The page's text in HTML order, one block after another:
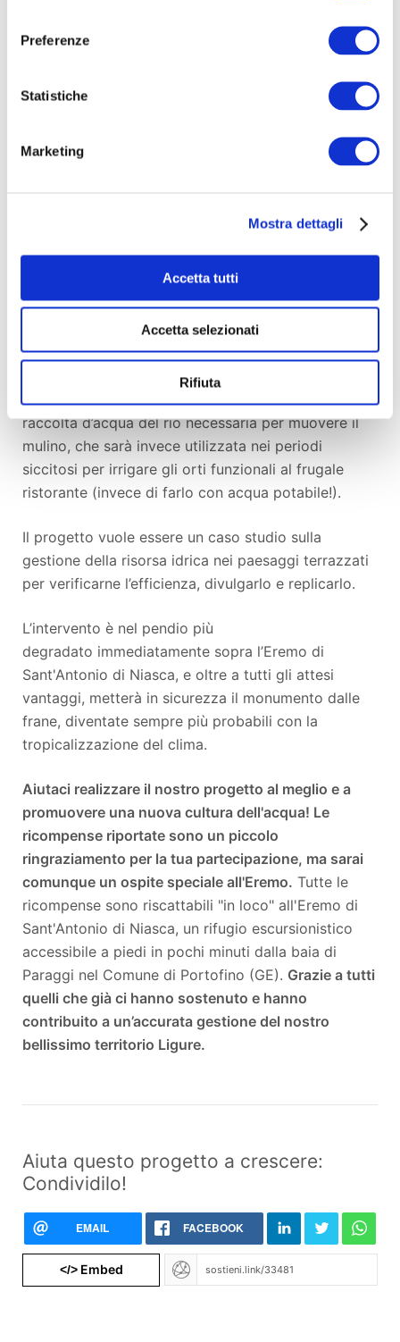
Preferenze
Statistiche
Marketing
Mostra dettagli
Accetta tutti
Accetta selezionati
Rifiuta
- proteggere la vegetazione;
realizzando il progetto: “AQUAE” nelle pertinenze
per il bando PNRR "Intervento per il restauro e la
valorizzazione del patrimonio architettonico e
paesaggistico rurale” che abbiamo presentato,
aggiudicato e già avviato l’1.09.2023.
L’acqua drenata sarà raccolta nella cisterna
esistente, anticamente usata per assicurare la
raccolta d’acqua del rio necessaria per muovere il
mulino, che sarà invece utilizzata nei periodi
siccitosi per irrigare gli orti funzionali al frugale
ristorante (invece di farlo con acqua potabile!).
Il progetto vuole essere un caso studio sulla
gestione della risorsa idrica nei paesaggi terrazzati
per verificarne l’efficienza, divulgarlo e replicarlo.
L’intervento è nel pendio più
degradato immediatamente sopra l’Eremo di
Sant'Antonio di Niasca, e oltre a tutti gli attesi
vantaggi, metterà in sicurezza il monumento dalle
frane, diventate sempre più probabili con la
tropicalizzazione del clima.
Aiutaci realizzare il nostro progetto al meglio e a
promuovere una nuova cultura dell'acqua! Le
ricompense riportate sono un piccolo
ringraziamento per la tua partecipazione, ma sarai
comunque un ospite speciale all'Eremo. Tutte le
ricompense sono riscattabili "in loco" all'Eremo di
Sant'Antonio di Niasca, un rifugio escursionistico
accessibile a piedi in pochi minuti dalla baia di
Paraggi nel Comune di Portofino (GE). Grazie a tutti
quelli che già ci hanno sostenuto e hanno
contribuito a un’accurata gestione del nostro
bellissimo territorio Ligure.
Aiuta questo progetto a crescere:
Condividilo!
EMAIL FACEBOOK
</>Embed